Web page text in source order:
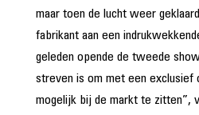
maar toen de lucht weer
fabrikant aan een
geleden opende de tweede
streven is om met een exclusief
mogelijk bij de markt te zitten”,